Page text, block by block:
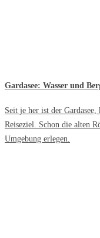
Gardasee: Wasser und
Seit je her ist der
Reiseziel. Schon die alten
Umgebung erlegen.